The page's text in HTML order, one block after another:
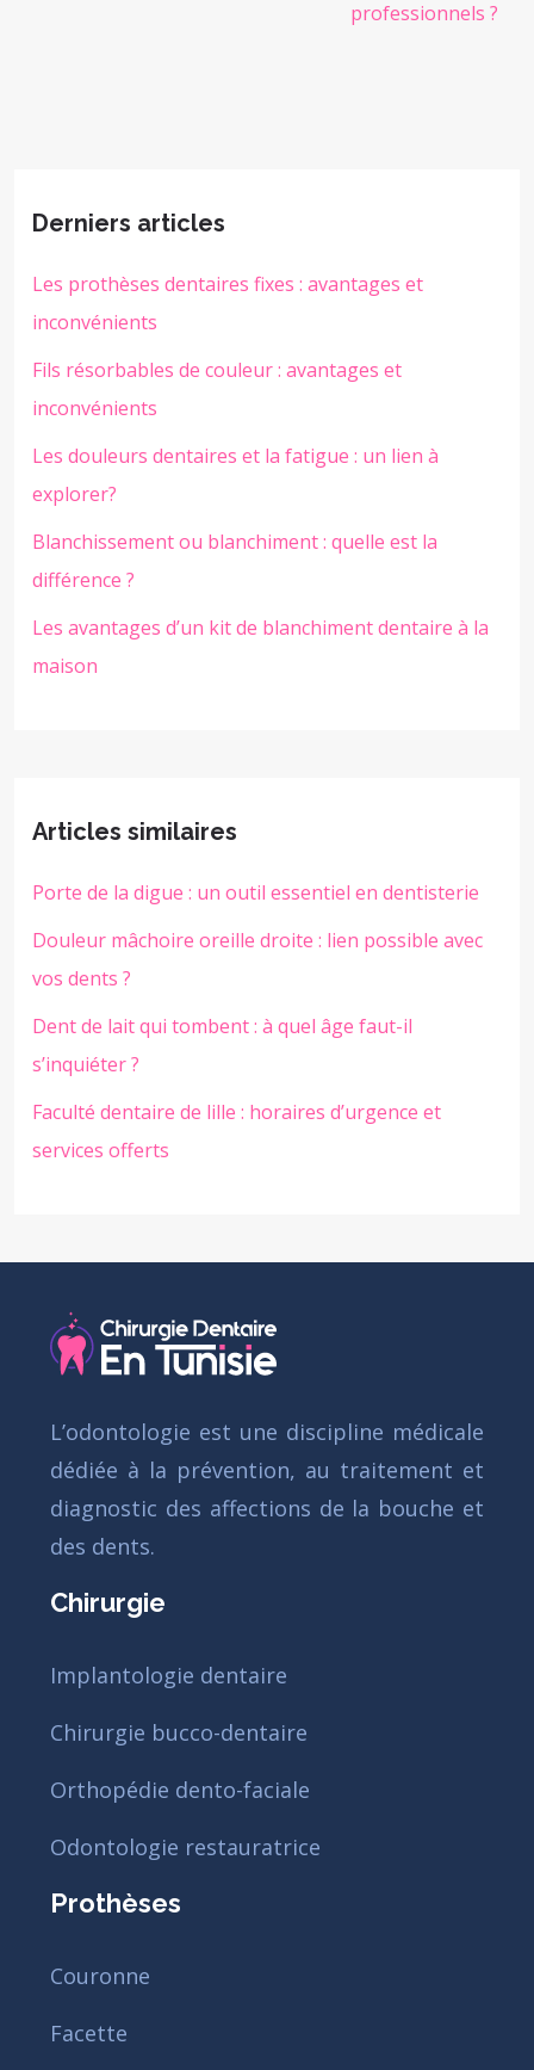
professionnels ?
Derniers articles
Les prothèses dentaires fixes : avantages et
inconvénients
Fils résorbables de couleur : avantages et
inconvénients
Les douleurs dentaires et la fatigue : un lien à
explorer?
Blanchissement ou blanchiment : quelle est la
différence ?
Les avantages d’un kit de blanchiment dentaire à la
maison
Articles similaires
Porte de la digue : un outil essentiel en dentisterie
Douleur mâchoire oreille droite : lien possible avec
vos dents ?
Dent de lait qui tombent : à quel âge faut-il
s’inquiéter ?
Faculté dentaire de lille : horaires d’urgence et
services offerts
L’odontologie est une discipline médicale
dédiée à la prévention, au traitement et
diagnostic des affections de la bouche et
des dents.
Chirurgie
Implantologie dentaire
Chirurgie bucco-dentaire
Orthopédie dento-faciale
Odontologie restauratrice
Prothèses
Couronne
Facette